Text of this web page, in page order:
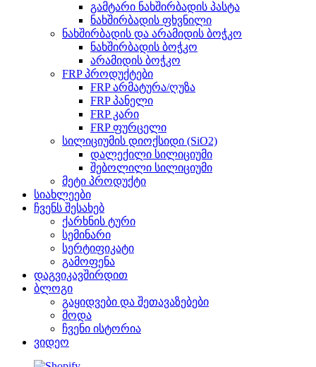
გამტარი ნახშირბადის პასტა
ნახშირბადის ფხვნილი
ნახშირბადის და არამიდის ბოჭკო
ნახშირბადის ბოჭკო
არამიდის ბოჭკო
FRP პროდუქტები
FRP არმატურა/ღუზა
FRP პანელი
FRP კარი
FRP ფურცელი
სილიციუმის დიოქსიდი (SiO2)
დალექილი სილიციუმი
შებოლილი სილიციუმი
მეტი პროდუქტი
სიახლეები
ჩვენს შესახებ
ქარხნის ტური
სემინარი
სერტიფიკატი
გამოფენა
დაგვიკავშირდით
ბლოგი
გაყიდვები და შეთავაზებები
მოდა
ჩვენი ისტორია
ვიდეო